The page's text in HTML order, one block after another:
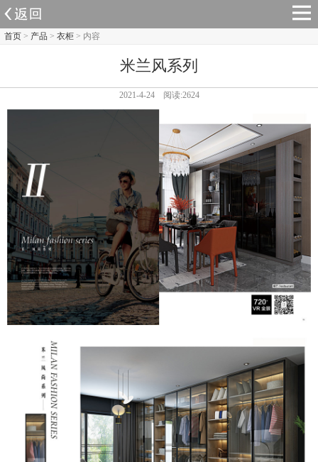
首页 > 产品 > 衣柜 > 内容
米兰风系列
2021-4-24 阅读:2624